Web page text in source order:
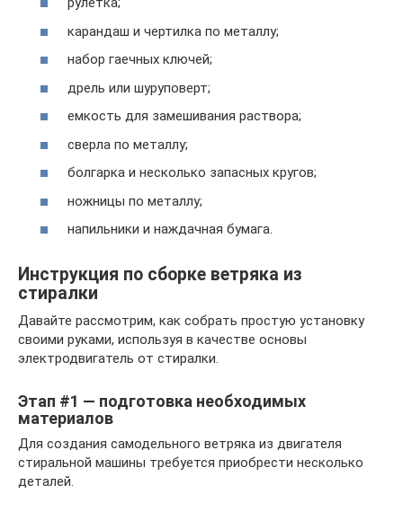
карандаш и чертилка по металлу;
набор гаечных ключей;
дрель или шуруповерт;
емкость для замешивания раствора;
сверла по металлу;
болгарка и несколько запасных кругов;
ножницы по металлу;
напильники и наждачная бумага.
Инструкция по сборке ветряка из
стиралки
Давайте рассмотрим, как собрать простую установку
своими руками, используя в качестве основы
электродвигатель от стиралки.
Этап #1 — подготовка необходимых
материалов
Для создания самодельного ветряка из двигателя
стиральной машины требуется приобрести несколько
деталей.